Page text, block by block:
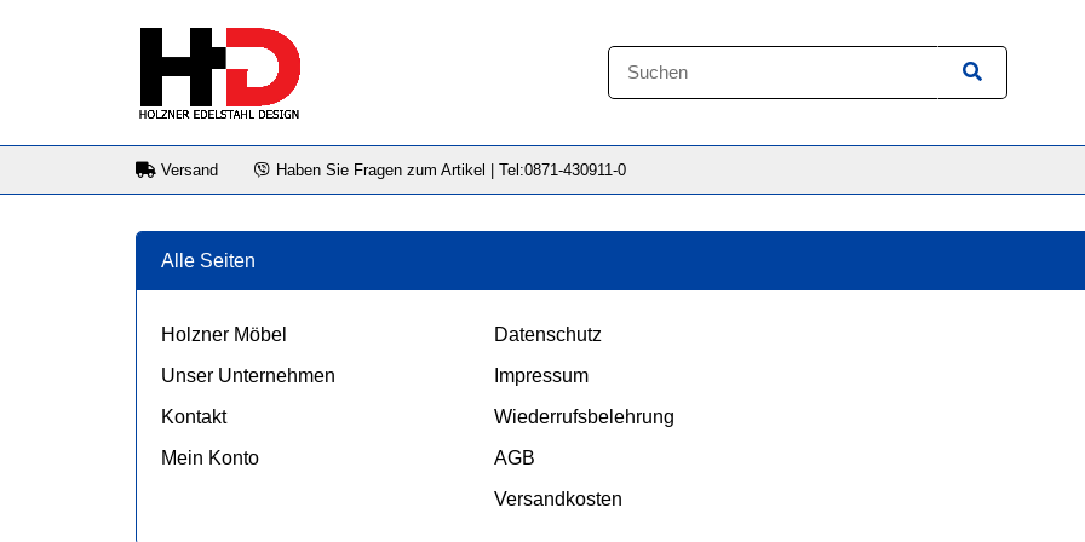
Versand Haben Sie Fragen zum Artikel | Tel:0871-430911-0
Alle Seiten
Holzner Möbel
Unser Unternehmen
Kontakt
Mein Konto
Datenschutz
Impressum
Wiederrufsbelehrung
AGB
Versandkosten